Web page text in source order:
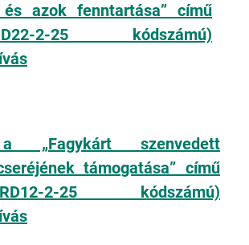
és azok fenntartása” című
RD22-2-25 kódszámú)
„Fagykárt szenvedett
támogatása” című
RD12-2-25 kódszámú)